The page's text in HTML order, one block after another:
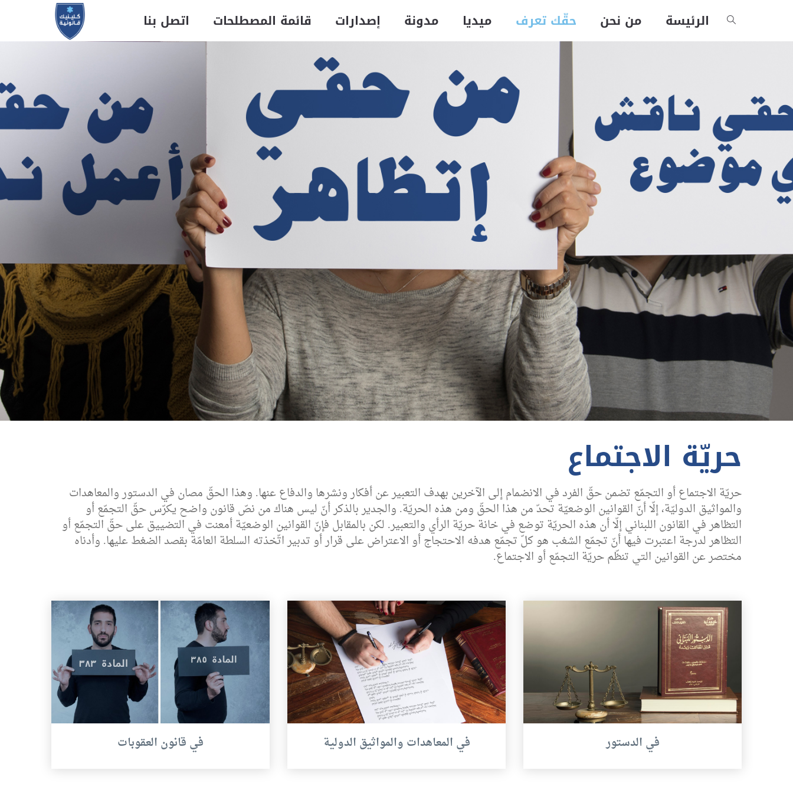
اتصل بنا قائمة المصطلحات إصدارات مدونة ميديا حقّك تعرف من نحن الرئيسة
حريّة الاجتماع
حريّة الاجتماع أو التجمّع تضمن حقّ الفرد في الانضمام إلى الآخرين بهدف التعبير عن أفكار ونشرها والدفاع عنها. وهذا الحقّ مصان في الدستور والمعاهدات
والمواثيق الدوليّة، إلّا أنّ القوانين الوضعيّة تحدّ من هذا الحقّ ومن هذه الحريّة. والجدير بالذكر أنّ ليس هناك من نصّ قانون واضح يكرّس حقّ التجمّع أو
التظاهر في القانون اللبناني إلّا أن هذه الحريّة توضع في خانة حريّة الرأي والتعبير. لكن بالمقابل فإنّ القوانين الوضعيّة أمعنت في التضييق على حقّ التجمّع أو
التظاهر لدرجة اعتبرت فيها أنّ تجمّع الشغب هو كلّ تجمّع هدفه الاحتجاج أو الاعتراض على قرار أو تدبير اتّخذته السلطة العامّة بقصد الضغط عليها. وأدناه
مختصر عن القوانين التي تنظّم حريّة التجمّع أو الاجتماع.
في قانون العقوبات في المعاهدات والمواثيق الدولية في الدستور